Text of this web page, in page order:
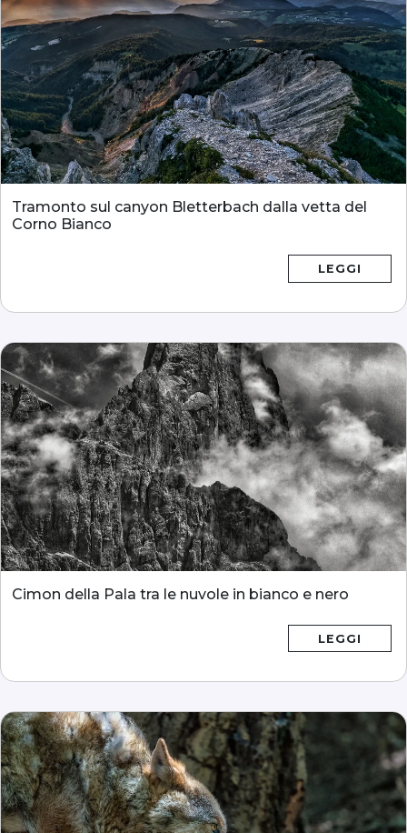
Tramonto sul canyon Bletterbach dalla vetta del
Corno Bianco
LEGGI
Cimon della Pala tra le nuvole in bianco e nero
LEGGI